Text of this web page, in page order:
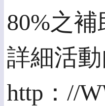
80%之
詳細活
http：//